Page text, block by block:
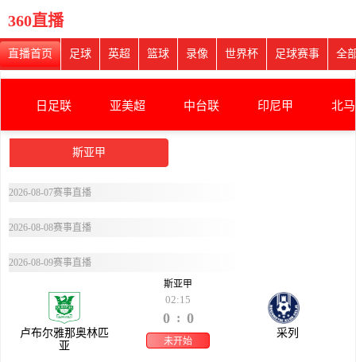
360直播
直播首页 足球 英超 篮球 录像 世界杯 足球赛事 全
日足联 亚美超 中台联 印尼甲 北
斯亚甲
2026-08-07赛事直播
2026-08-08赛事直播
2026-08-09赛事直播
未开始
02:15
斯亚甲
卢布尔雅那奥林匹
亚
0 : 0
采列